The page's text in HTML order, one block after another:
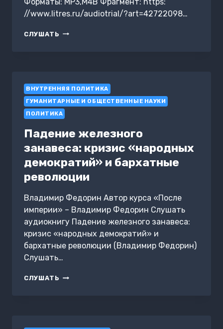
//www.litres.ru/audiotrial/?art=42722098…
СЛУШАТЬ РЕВОЛЮЦИЯ
ВНУТРЕННЯЯ ПОЛИТИКА
ГУМАНИТАРНЫЕ И ОБЩЕСТВЕННЫЕ НАУКИ
ПОЛИТИКА
Падение железного
занавеса: кризис «народных
демократий» и бархатные
революции
Владимир Федорин Автор курса «После
империи» – Владимир Федорин Слушать
аудиокнигу Падение железного занавеса:
кризис «народных демократий» и
бархатные революции (Владимир Федорин)
Слушать…
СЛУШАТЬ ПАДЕНИЕ